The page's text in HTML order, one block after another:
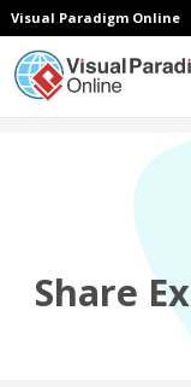
Visual Paradigm Online
Share